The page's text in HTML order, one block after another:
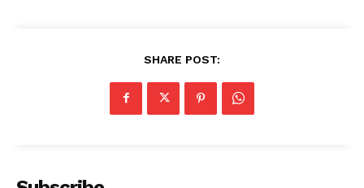
SHARE POST: